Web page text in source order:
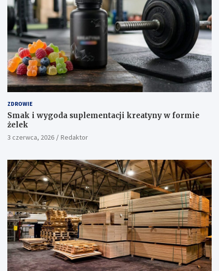
ZDROWIE
Smak i wygoda suplementacji kreatyny w formie
żelek
3 czerwca, 2026 Redaktor